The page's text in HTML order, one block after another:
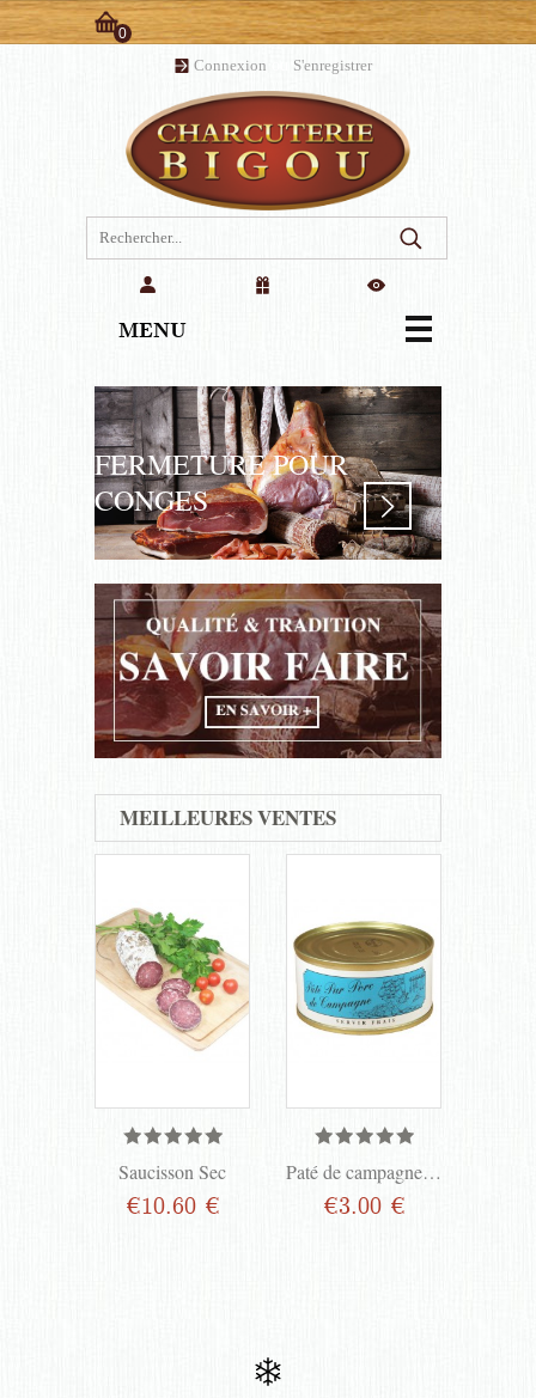
Connexion S'enregistrer
0
MENU
FERMETURE POUR
CONGES
MEILLEURES VENTES
Saucisson Sec
€10.60 €
Paté de campagne 190 gr
€3.00 €